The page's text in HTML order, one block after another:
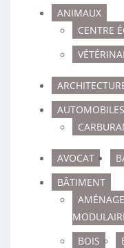
ANIMAUX
CENTRE
AVOCAT
BÂTIMENT
BOIS